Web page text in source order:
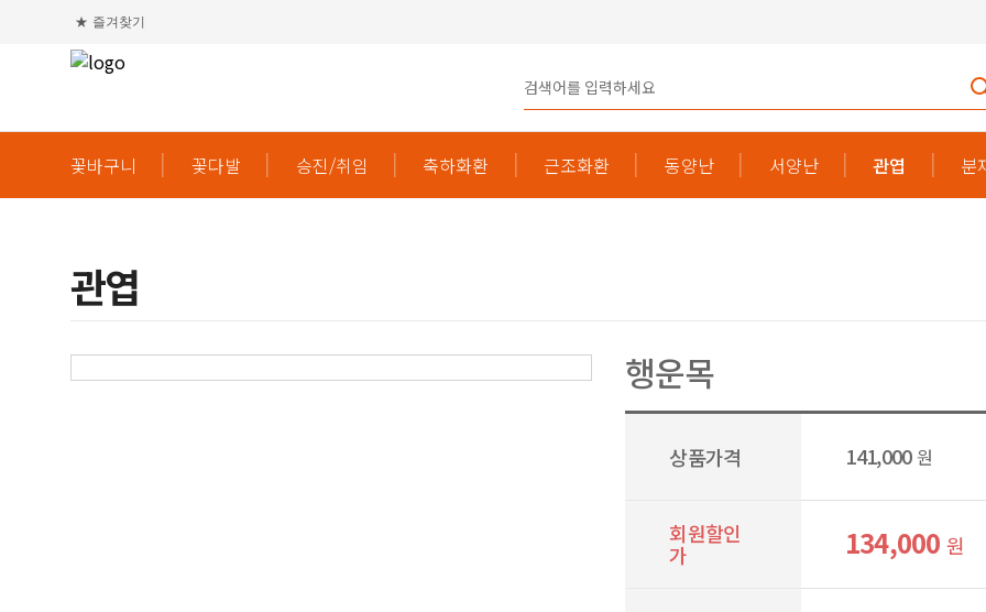
★ 즐겨찾기
꽃바구니 꽃다발 승진/취임 축하화환 근조화환 동양난 서양난 관엽 분
관엽
행운목
상품가격 141,000 원
회원할인
가 134,000 원